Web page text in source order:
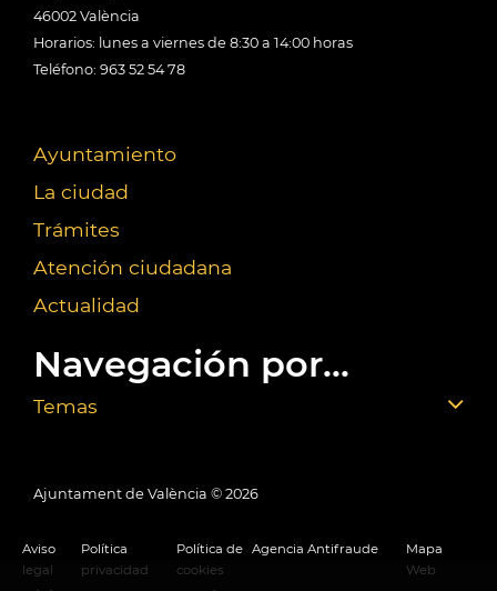
46002 València
Horarios: lunes a viernes de 8:30 a 14:00 horas
Teléfono: 963 52 54 78
Ayuntamiento
La ciudad
Trámites
Atención ciudadana
Actualidad
Navegación por...
Temas
Ajuntament de València © 2026
Aviso
legal
Política
privacidad
Política de
cookies
Agencia Antifraude
Mapa
Web